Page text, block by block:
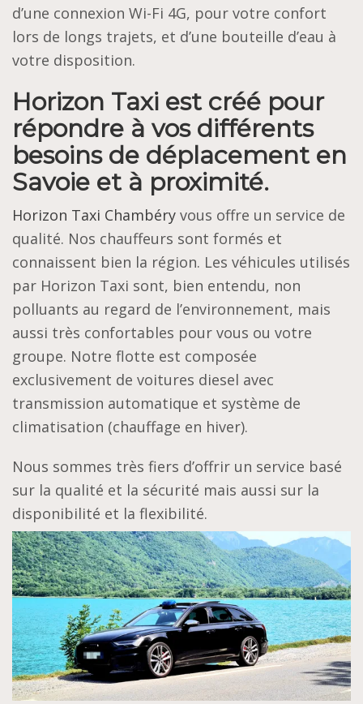
d’une connexion Wi-Fi 4G, pour votre confort
lors de longs trajets, et d’une bouteille d’eau à
votre disposition.
Horizon Taxi est créé pour
répondre à vos différents
besoins de déplacement en
Savoie et à proximité.
Horizon Taxi Chambéry vous offre un service de
qualité. Nos chauffeurs sont formés et
connaissent bien la région. Les véhicules utilisés
par Horizon Taxi sont, bien entendu, non
polluants au regard de l’environnement, mais
aussi très confortables pour vous ou votre
groupe. Notre flotte est composée
exclusivement de voitures diesel avec
transmission automatique et système de
climatisation (chauffage en hiver).
Nous sommes très fiers d’offrir un service basé
sur la qualité et la sécurité mais aussi sur la
disponibilité et la flexibilité.